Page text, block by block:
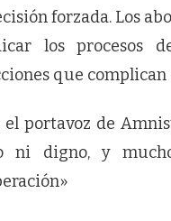
forzada. Los
los procesos
que complican
el portavoz de
ni digno, y